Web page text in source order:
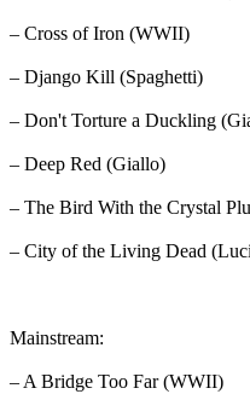
– Cross of Iron (WWII)
– Django Kill (Spaghetti)
– Don't Torture a Duckling
– Deep Red (Giallo)
– The Bird With the Crystal
– City of the Living Dead
Mainstream:
– A Bridge Too Far (WWII)